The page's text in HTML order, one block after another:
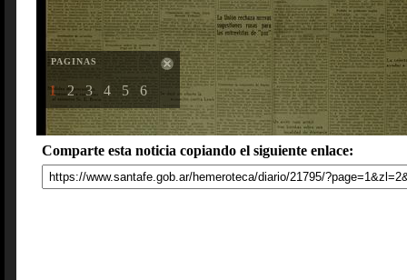
PAGINAS
1 2 3 4 5 6
Comparte esta noticia copiando el siguiente enlace: